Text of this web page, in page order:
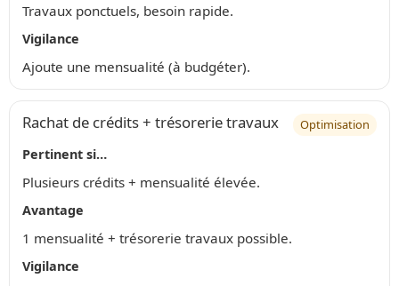
Travaux ponctuels, besoin rapide.
Vigilance
Ajoute une mensualité (à budgéter).
Rachat de crédits + trésorerie travaux Optimisation
Pertinent si…
Plusieurs crédits + mensualité élevée.
Avantage
1 mensualité + trésorerie travaux possible.
Vigilance